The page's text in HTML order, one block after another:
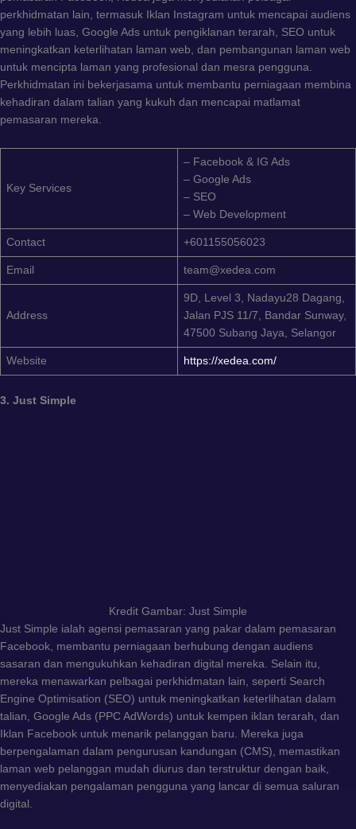
perkhidmatan lain, termasuk Iklan Instagram untuk mencapai audiens
yang lebih luas, Google Ads untuk pengiklanan terarah, SEO untuk
meningkatkan keterlihatan laman web, dan pembangunan laman web
untuk mencipta laman yang profesional dan mesra pengguna.
Perkhidmatan ini bekerjasama untuk membantu perniagaan membina
kehadiran dalam talian yang kukuh dan mencapai matlamat
pemasaran mereka.
Key Services
– Facebook & IG Ads
– Google Ads
– SEO
– Web Development
Contact +601155056023
Email team@xedea.com
Address
9D, Level 3, Nadayu28 Dagang,
Jalan PJS 11/7, Bandar Sunway,
47500 Subang Jaya, Selangor
Website https://xedea.com/
3. Just Simple
Kredit Gambar: Just Simple
Just Simple ialah agensi pemasaran yang pakar dalam pemasaran
Facebook, membantu perniagaan berhubung dengan audiens
sasaran dan mengukuhkan kehadiran digital mereka. Selain itu,
mereka menawarkan pelbagai perkhidmatan lain, seperti Search
Engine Optimisation (SEO) untuk meningkatkan keterlihatan dalam
talian, Google Ads (PPC AdWords) untuk kempen iklan terarah, dan
Iklan Facebook untuk menarik pelanggan baru. Mereka juga
berpengalaman dalam pengurusan kandungan (CMS), memastikan
laman web pelanggan mudah diurus dan terstruktur dengan baik,
menyediakan pengalaman pengguna yang lancar di semua saluran
digital.